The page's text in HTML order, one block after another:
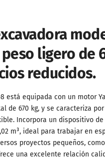
ligero de
reducidos.
está equipada con un motor
de 670 kg, y se caracteriza por
Incorpora un dispositivo de
m³, ideal para trabajar en
proyectos pequeños,
una excelente relación